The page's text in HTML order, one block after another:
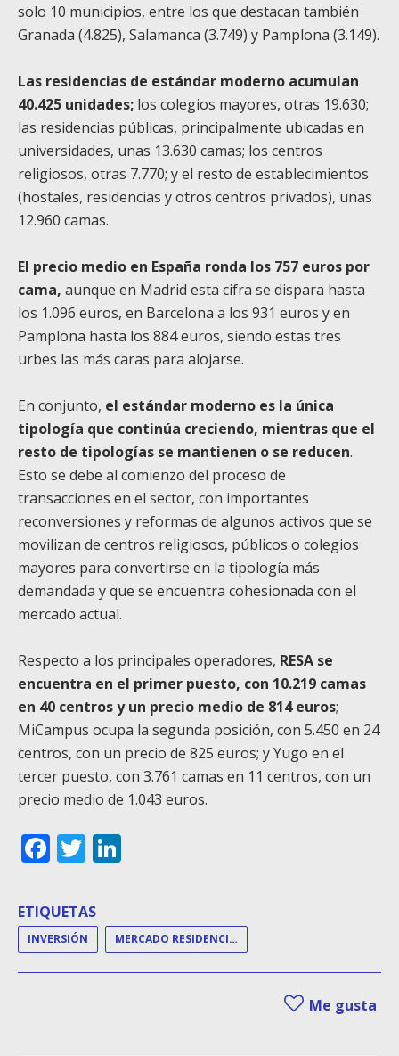
solo 10 municipios, entre los que destacan también
Granada (4.825), Salamanca (3.749) y Pamplona (3.149).
Las residencias de estándar moderno acumulan
40.425 unidades; los colegios mayores, otras 19.630;
las residencias públicas, principalmente ubicadas en
universidades, unas 13.630 camas; los centros
religiosos, otras 7.770; y el resto de establecimientos
(hostales, residencias y otros centros privados), unas
12.960 camas.
El precio medio en España ronda los 757 euros por
cama, aunque en Madrid esta cifra se dispara hasta
los 1.096 euros, en Barcelona a los 931 euros y en
Pamplona hasta los 884 euros, siendo estas tres
urbes las más caras para alojarse.
En conjunto, el estándar moderno es la única
tipología que continúa creciendo, mientras que el
resto de tipologías se mantienen o se reducen.
Esto se debe al comienzo del proceso de
transacciones en el sector, con importantes
reconversiones y reformas de algunos activos que se
movilizan de centros religiosos, públicos o colegios
mayores para convertirse en la tipología más
demandada y que se encuentra cohesionada con el
mercado actual.
Respecto a los principales operadores, RESA se
encuentra en el primer puesto, con 10.219 camas
en 40 centros y un precio medio de 814 euros;
MiCampus ocupa la segunda posición, con 5.450 en 24
centros, con un precio de 825 euros; y Yugo en el
tercer puesto, con 3.761 camas en 11 centros, con un
precio medio de 1.043 euros.
Facebook
Twitter
ETIQUETAS
INVERSIÓN MERCADO RESIDENCIAL
Me gusta